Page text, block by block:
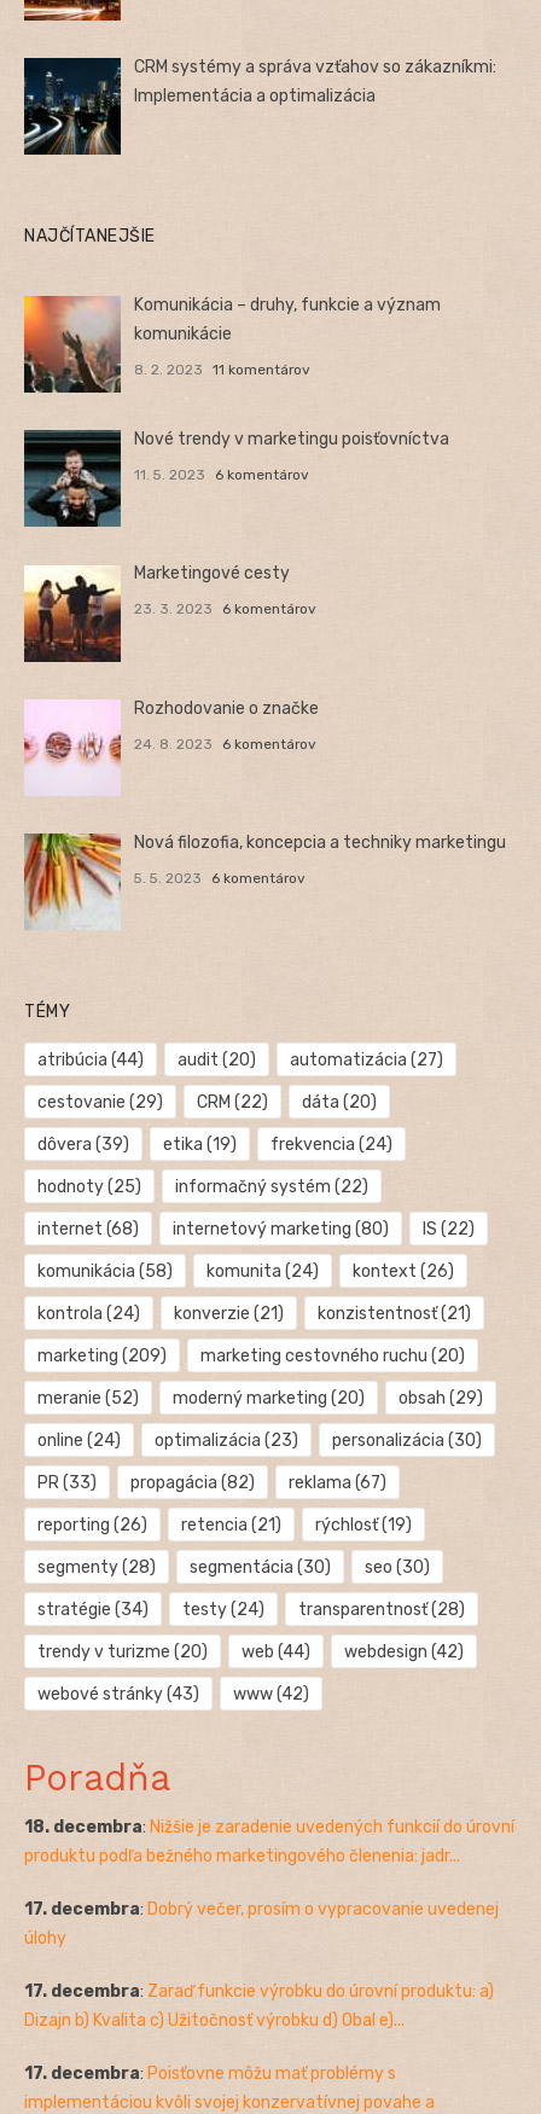
CRM systémy a správa vzťahov so zákazníkmi:
Implementácia a optimalizácia
NAJČÍTANEJŠIE
Komunikácia – druhy, funkcie a význam
komunikácie
8. 2. 2023 11 komentárov
Nové trendy v marketingu poisťovníctva
11. 5. 2023 6 komentárov
Marketingové cesty
23. 3. 2023 6 komentárov
Rozhodovanie o značke
24. 8. 2023 6 komentárov
Nová filozofia, koncepcia a techniky marketingu
5. 5. 2023 6 komentárov
TÉMY
atribúcia (44) audit (20) automatizácia (27)
cestovanie (29) CRM (22) dáta (20)
dôvera (39) etika (19) frekvencia (24)
hodnoty(25) informačný systém (22)
internet (68) internetový marketing (80) IS (22)
komunikácia (58) komunita (24) kontext (26)
kontrola (24) konverzie (21) konzistentnosť(21)
marketing (209) marketing cestovného ruchu (20)
meranie (52) moderný marketing (20) obsah (29)
online (24) optimalizácia (23) personalizácia (30)
PR(33) propagácia (82) reklama (67)
reporting (26) retencia (21) rýchlosť(19)
segmenty(28) segmentácia (30) seo (30)
stratégie (34) testy(24) transparentnosť(28)
trendy v turizme (20) web (44) webdesign (42)
webové stránky(43) www(42)
Poradňa
18. decembra: Nižšie je zaradenie uvedených funkcií do úrovní
produktu podľa bežného marketingového členenia: jadr...
17. decembra: Dobrý večer, prosím o vypracovanie uvedenej
úlohy
17. decembra: Zaraď funkcie výrobku do úrovní produktu: a)
Dizajn b) Kvalita c) Užitočnosť výrobku d) Obal e)...
17. decembra: Poisťovne môžu mať problémy s
implementáciou kvôli svojej konzervatívnej povahe a